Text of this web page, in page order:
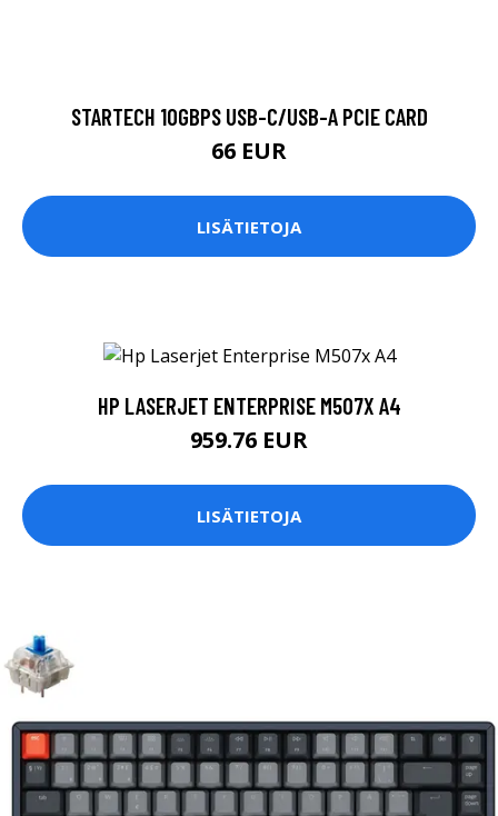
STARTECH 10GBPS USB-C/USB-A PCIE CARD
66 EUR
LISÄTIETOJA
HP LASERJET ENTERPRISE M507X A4
959.76 EUR
LISÄTIETOJA